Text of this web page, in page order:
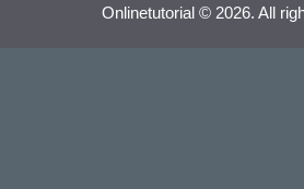
Onlinetutorial © 2026. All